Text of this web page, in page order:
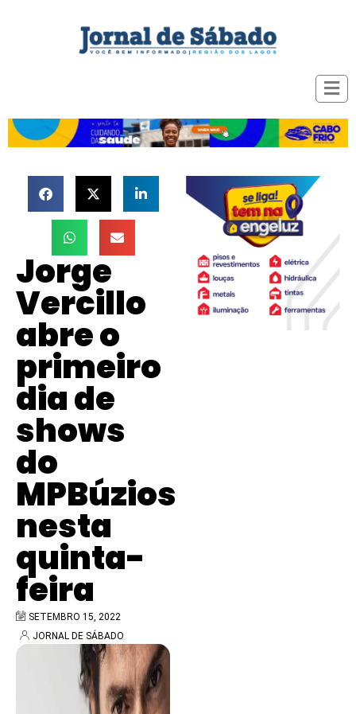
Jorge
Vercillo
abre o
primeiro
dia de
shows
do
MPBúzios
nesta
quinta-
feira
SETEMBRO 15, 2022
JORNAL DE SÁBADO